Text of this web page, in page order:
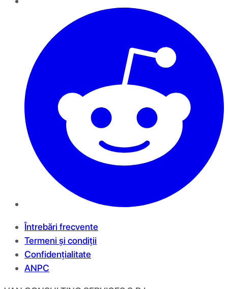
Întrebări frecvente
Termeni și condiții
Confidențialitate
ANPC